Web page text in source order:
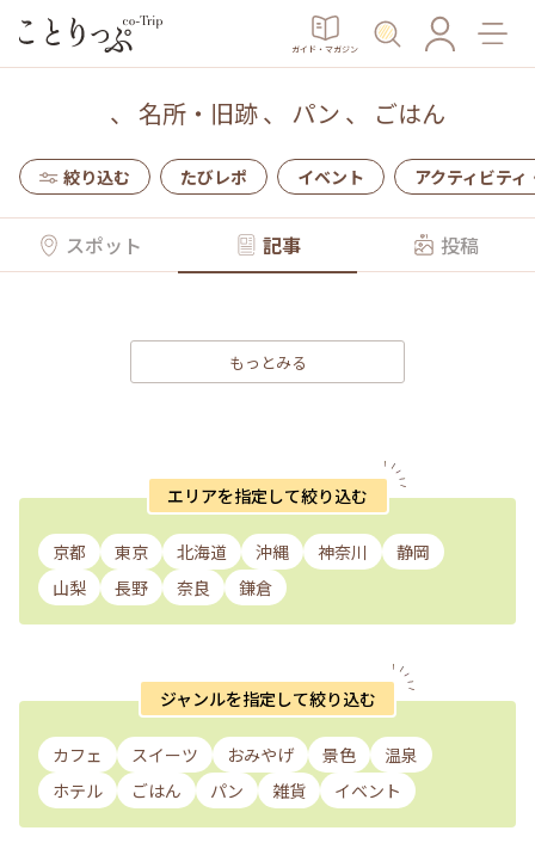
ガイド・マガジン
、 名所・旧跡、 パン 、 ごはん
絞り込む たびレポ イベント アクティビティ
スポット 記事 投稿
もっとみる
エリアを指定して絞り込む
京都 東京 北海道 沖縄 神奈川
静岡
山梨
長野 奈良 鎌倉
ジャンルを指定して絞り込む
カフェ スイーツ おみやげ 景色
温泉
ホテル
ごはん パン 雑貨 イベント